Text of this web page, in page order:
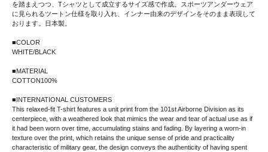
を踏まえつつ、Tシャツとして成立するサイズ感で作成。スポーツアンダーウェア
に見られるツートン仕様を取り入れ、インナー由来のデザインをそのまま表現して
おります。日本製。
■COLOR
WHITE/BLACK
■MATERIAL
COTTON100%
■INTERNATIONAL CUSTOMERS
This relaxed-fit T-shirt features a unit print from the 101st Airborne Division as its
centerpiece, with a weathered look that mimics the wear and tear of actual use as if
it had been worn over time, accumulating stains and fading. By layering a worn-in
texture over the print, which retains the unique sense of pride and practicality
characteristic of military gear, the design conveys the authenticity of having spent